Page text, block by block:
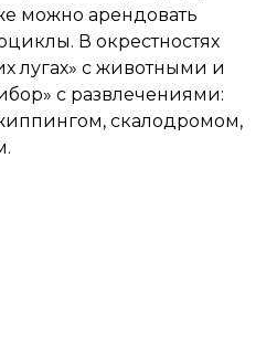
можно арендовать
В окрестностях
лугах» с животными и
с развлечениями:
скалодромом,